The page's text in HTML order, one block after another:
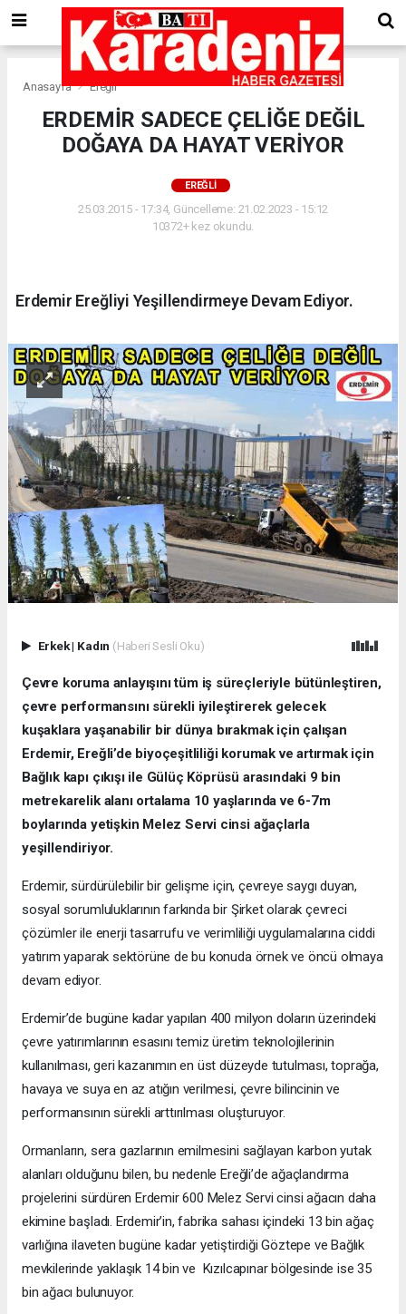
Anasayfa Ereğli
ERDEMİR SADECE ÇELİĞE DEĞİL
DOĞAYA DA HAYAT VERİYOR
EREĞLI
25.03.2015 - 17:34, Güncelleme: 21.02.2023 - 15:12
10372+ kez okundu.
Erdemir Ereğliyi Yeşillendirmeye Devam Ediyor.
Erkek| Kadın (Haberi Sesli Oku)
Çevre koruma anlayışını tüm iş süreçleriyle bütünleştiren,
çevre performansını sürekli iyileştirerek gelecek
kuşaklara yaşanabilir bir dünya bırakmak için çalışan
Erdemir, Ereğli’de biyoçeşitliliği korumak ve artırmak için
Bağlık kapı çıkışı ile Gülüç Köprüsü arasındaki 9 bin
metrekarelik alanı ortalama 10 yaşlarında ve 6-7m
boylarında yetişkin Melez Servi cinsi ağaçlarla
yeşillendiriyor.
Erdemir, sürdürülebilir bir gelişme için, çevreye saygı duyan,
sosyal sorumluluklarının farkında bir Şirket olarak çevreci
çözümler ile enerji tasarrufu ve verimliliği uygulamalarına ciddi
yatırım yaparak sektörüne de bu konuda örnek ve öncü olmaya
devam ediyor.
Erdemir’de bugüne kadar yapılan 400 milyon doların üzerindeki
çevre yatırımlarının esasını temiz üretim teknolojilerinin
kullanılması, geri kazanımın en üst düzeyde tutulması, toprağa,
havaya ve suya en az atığın verilmesi, çevre bilincinin ve
performansının sürekli arttırılması oluşturuyor.
Ormanların, sera gazlarının emilmesini sağlayan karbon yutak
alanları olduğunu bilen, bu nedenle Ereğli’de ağaçlandırma
projelerini sürdüren Erdemir 600 Melez Servi cinsi ağacın daha
ekimine başladı. Erdemir’in, fabrika sahası içindeki 13 bin ağaç
varlığına ilaveten bugüne kadar yetiştirdiği Göztepe ve Bağlık
mevkilerinde yaklaşık 14 bin ve Kızılcapınar bölgesinde ise 35
bin ağacı bulunuyor.